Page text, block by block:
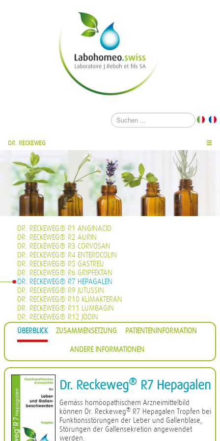
DR. RECKEWEG ☰
DR. RECKEWEG® R1 ANGINACID
DR. RECKEWEG® R2 AURIN
DR. RECKEWEG® R3 CORVOSAN
DR. RECKEWEG® R4 ENTEROCOLIN
DR. RECKEWEG® R5 GASTREU
DR. RECKEWEG® R6 GRIPFEKTAN
DR. RECKEWEG® R7 HEPAGALEN
DR. RECKEWEG® R9 JUTUSSIN
DR. RECKEWEG® R10 KLIMAKTERAN
DR. RECKEWEG® R11 LUMBAGIN
DR. RECKEWEG® R12 JODIN
DR. RECKEWEG® R13 PROHÄMORRHIN
DR. RECKEWEG® R14 QUIETA
DR. RECKEWEG® R16 CIMISAN
DR. RECKEWEG® R17 SCROPHULARIA NOD COMP.
DR. RECKEWEG® R18 CYSTOPHYLIN
DR. RECKEWEG® R19 EUGLANDIN-M
DR. RECKEWEG® R20 EUGLANDIN-F
DR. RECKEWEG® R22 NAJASTHEN
DR. RECKEWEG® R23 NOSODERM
DR. RECKEWEG® R24 PLEURASIN
DR. RECKEWEG® R25 PROSTATAN
DR. RECKEWEG® R26 REMISIN
DR. RECKEWEG® R27 RENOCALCIN
ÜBERBLICK ZUSAMMENSETZUNG PATIENTENINFORMATION
ANDERE INFORMATIONEN
Dr. Reckeweg® R7 Hepagalen
Gemäss homöopathischem Arzneimittelbild
können Dr. Reckeweg® R7 Hepagalen Tropfen bei
Funktionsstörungen der Leber und Gallenblase,
Störungen der Gallensekretion angewendet
werden.